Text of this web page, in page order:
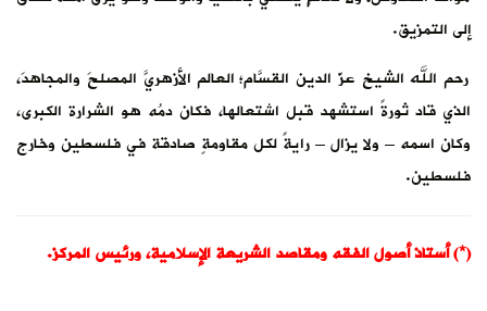
إلى التمزيق.
رحم الله الشيخ عزّ الدين القسّام؛ العالمَ الأزهريَّ المصلحَ والمجاهدَ،
الذي قاد ثورةً استشهد قبل اشتعالها، فكان دمُه هو الشرارة الكبرى،
وكان اسمه – ولا يزال – رايةً لكل مقاومةٍ صادقة في فلسطين وخارج
فلسطين.
(*) أستاذ أصول الفقه ومقاصد الشريعة الإسلامية، ورئيس المركز.